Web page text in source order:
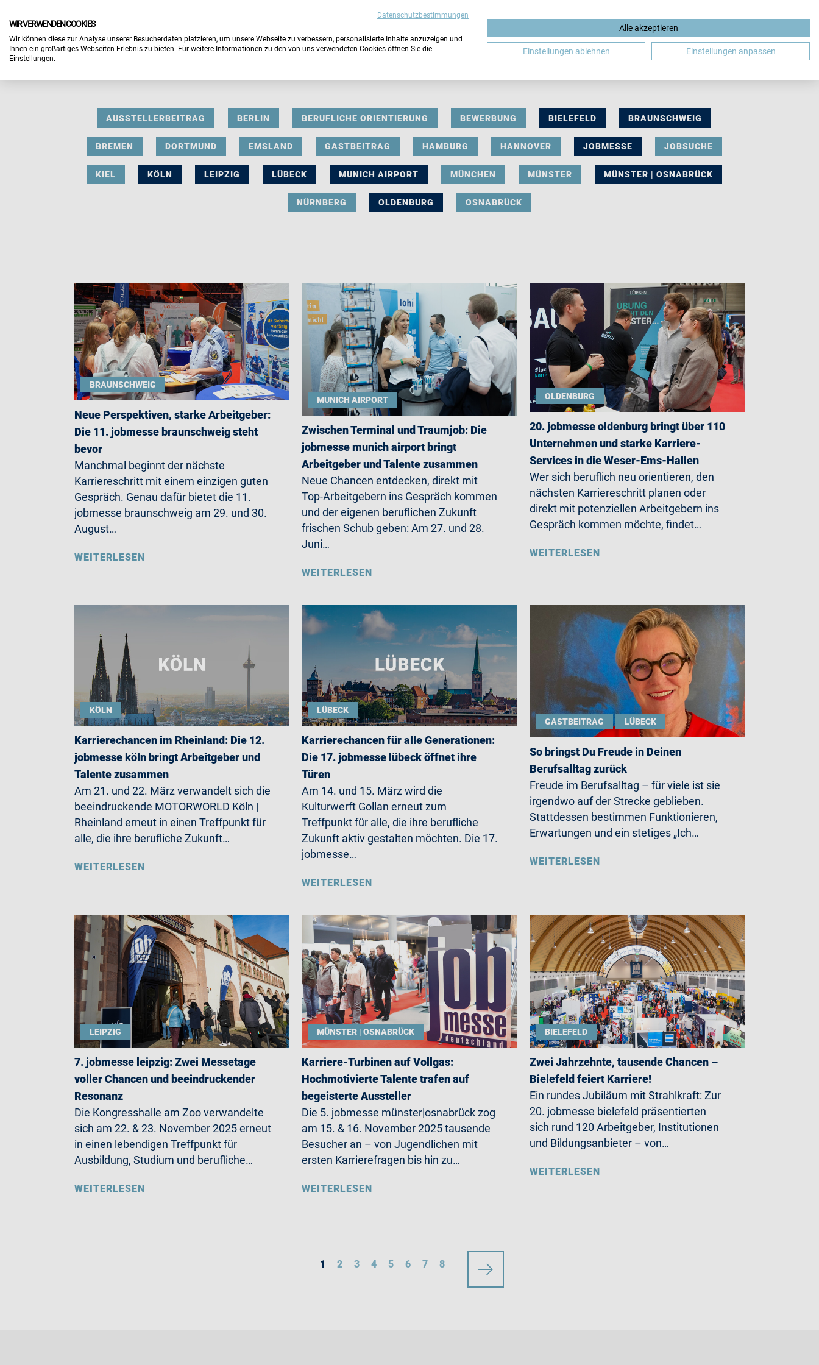
DE
AUSSTELLERBEITRAG BERLIN BERUFLICHE ORIENTIERUNG BEWERBUNG BIELEFELD BRAUNSCHWEIG
BREMEN DORTMUND EMSLAND GASTBEITRAG HAMBURG HANNOVER JOBMESSE JOBSUCHE
KIEL KÖLN LEIPZIG LÜBECK MUNICH AIRPORT MÜNCHEN MÜNSTER MÜNSTER | OSNABRÜCK
NÜRNBERG OLDENBURG OSNABRÜCK
BRAUNSCHWEIG
Neue Perspektiven, starke Arbeitgeber:
Die 11. jobmesse braunschweig steht
bevor
Manchmal beginnt der nächste
Karriereschritt mit einem einzigen guten
Gespräch. Genau dafür bietet die 11.
jobmesse braunschweig am 29. und 30.
August…
WEITERLESEN
MUNICH AIRPORT
Zwischen Terminal und Traumjob: Die
jobmesse munich airport bringt
Arbeitgeber und Talente zusammen
Neue Chancen entdecken, direkt mit
Top-Arbeitgebern ins Gespräch kommen
und der eigenen beruflichen Zukunft
frischen Schub geben: Am 27. und 28.
Juni…
WEITERLESEN
OLDENBURG
20. jobmesse oldenburg bringt über 110
Unternehmen und starke Karriere-
Services in die Weser-Ems-Hallen
Wer sich beruflich neu orientieren, den
nächsten Karriereschritt planen oder
direkt mit potenziellen Arbeitgebern ins
Gespräch kommen möchte, findet…
WEITERLESEN
KÖLN
Karrierechancen im Rheinland: Die 12.
jobmesse köln bringt Arbeitgeber und
Talente zusammen
Am 21. und 22. März verwandelt sich die
beeindruckende MOTORWORLD Köln |
Rheinland erneut in einen Treffpunkt für
alle, die ihre berufliche Zukunft…
WEITERLESEN
LÜBECK
Karrierechancen für alle Generationen:
Die 17. jobmesse lübeck öffnet ihre
Türen
Am 14. und 15. März wird die
Kulturwerft Gollan erneut zum
Treffpunkt für alle, die ihre berufliche
Zukunft aktiv gestalten möchten. Die 17.
jobmesse…
WEITERLESEN
GASTBEITRAG LÜBECK
So bringst Du Freude in Deinen
Berufsalltag zurück
Freude im Berufsalltag – für viele ist sie
irgendwo auf der Strecke geblieben.
Stattdessen bestimmen Funktionieren,
Erwartungen und ein stetiges „Ich…
WEITERLESEN
LEIPZIG
7. jobmesse leipzig: Zwei Messetage
voller Chancen und beeindruckender
Resonanz
Die Kongresshalle am Zoo verwandelte
sich am 22. & 23. November 2025 erneut
in einen lebendigen Treffpunkt für
Ausbildung, Studium und berufliche…
WEITERLESEN
MÜNSTER | OSNABRÜCK
Karriere-Turbinen auf Vollgas:
Hochmotivierte Talente trafen auf
begeisterte Aussteller
Die 5. jobmesse münster|osnabrück zog
am 15. & 16. November 2025 tausende
Besucher an – von Jugendlichen mit
ersten Karrierefragen bis hin zu…
WEITERLESEN
BIELEFELD
Zwei Jahrzehnte, tausende Chancen –
Bielefeld feiert Karriere!
Ein rundes Jubiläum mit Strahlkraft: Zur
20. jobmesse bielefeld präsentierten
sich rund 120 Arbeitgeber, Institutionen
und Bildungsanbieter – von…
WEITERLESEN
1 2 3 4 5 6 7 8
Datenschutzbestimmungen
WIR VERWENDEN COOKIES
Wir können diese zur Analyse unserer Besucherdaten platzieren, um unsere Webseite zu verbessern, personalisierte Inhalte anzuzeigen und
Ihnen ein großartiges Webseiten-Erlebnis zu bieten. Für weitere Informationen zu den von uns verwendeten Cookies öffnen Sie die
Einstellungen.
Alle akzeptieren
Einstellungen ablehnen Einstellungen anpassen